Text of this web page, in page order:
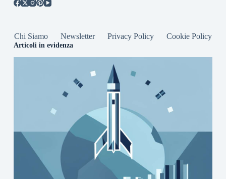
Chi Siamo Newsletter Privacy Policy Cookie Policy
Articoli in evidenza